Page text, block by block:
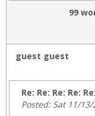
99
guest guest
Re: Re: Re: Re:
Posted: Sat 11/